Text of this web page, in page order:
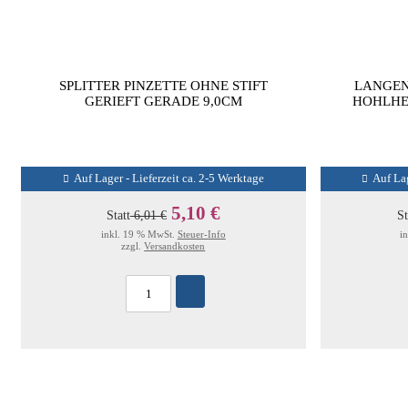
SPLITTER PINZETTE OHNE STIFT
GERIEFT GERADE 9,0CM
Auf Lager - Lieferzeit ca. 2-5 Werktage
Statt6,01 € 5,10 €
inkl. 19 % MwSt. Steuer-Info
zzgl.Versandkosten
Auf